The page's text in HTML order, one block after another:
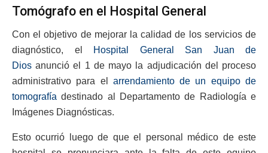
Tomógrafo en el Hospital General
Con el objetivo de mejorar la calidad de los servicios de
diagnóstico, el
Hospital General San Juan de
Dios anunció el 1 de mayo la adjudicación del proceso
administrativo para el arrendamiento de un equipo de
tomografía destinado al Departamento de Radiología e
Imágenes Diagnósticas.
Esto ocurrió luego de que el personal médico de este